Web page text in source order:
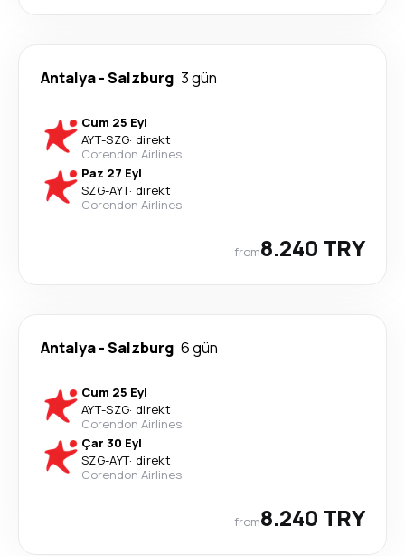
Antalya-Salzburg 3 gün
Cum 25 Eyl
AYT-SZG· direkt
Corendon Airlines
Paz 27 Eyl
SZG-AYT· direkt
Corendon Airlines
from8.240 TRY
Antalya-Salzburg 6 gün
Cum 25 Eyl
AYT-SZG· direkt
Corendon Airlines
Çar 30 Eyl
SZG-AYT· direkt
Corendon Airlines
from8.240 TRY